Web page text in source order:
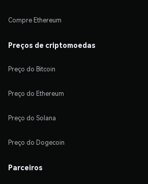
Compre Ethereum
Preços de criptomoedas
Preço do Bitcoin
Preço do Ethereum
Preço do Solana
Preço do Dogecoin
Parceiros